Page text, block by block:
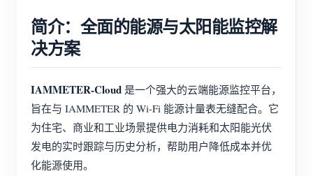
简介：全面的能源与太阳能监控解
决方案
IAMMETER-Cloud 是一个强大的云端能源监控平台，
旨在与 IAMMETER 的 Wi-Fi 能源计量表无缝配合。它
为住宅、商业和工业场景提供电力消耗和太阳能光伏
发电的实时跟踪与历史分析，帮助用户降低成本并优
化能源使用。